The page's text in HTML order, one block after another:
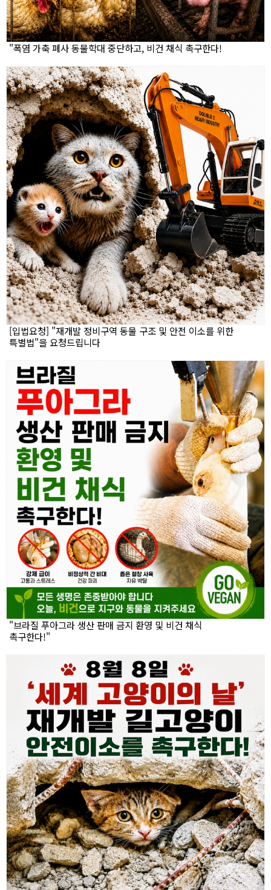
"폭염 가축 폐사 동물학대 중단하고, 비건 채식 촉구한다!
[입법요청] "재개발 정비구역 동물 구조 및 안전 이소를 위한
특별법"을 요청드립니다
"브라질 푸아그라 생산 판매 금지 환영 및 비건 채식
촉구한다!"